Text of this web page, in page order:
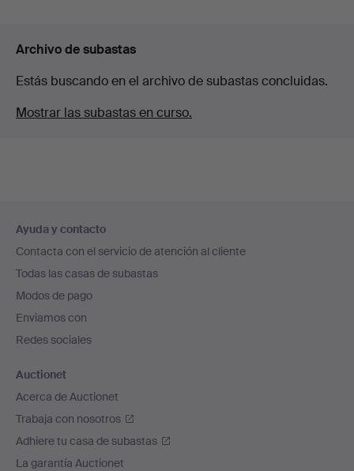
Archivo de subastas
Estás buscando en el archivo de subastas concluidas.
Mostrar las subastas en curso.
en
el
pie
de
página
Ayuda y contacto
Contacta con el servicio de atención al cliente
Todas las casas de subastas
Modos de pago
Enviamos con
Redes sociales
Auctionet
Acerca de Auctionet
Trabaja con nosotros
Adhiere tu casa de subastas
La garantía Auctionet